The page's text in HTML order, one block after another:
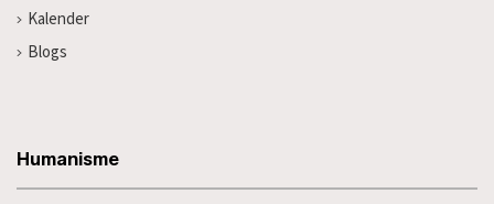
Kalender
Blogs
Humanisme